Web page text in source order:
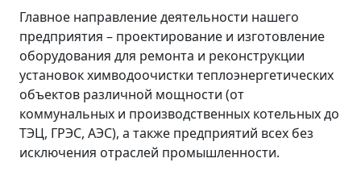
Главное направление деятельности нашего
предприятия – проектирование и изготовление
оборудования для ремонта и реконструкции
установок химводоочистки теплоэнергетических
объектов различной мощности (от
коммунальных и производственных котельных до
ТЭЦ, ГРЭС, АЭС), а также предприятий всех без
исключения отраслей промышленности.